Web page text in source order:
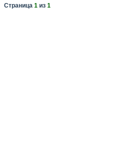
Страница 1 из 1